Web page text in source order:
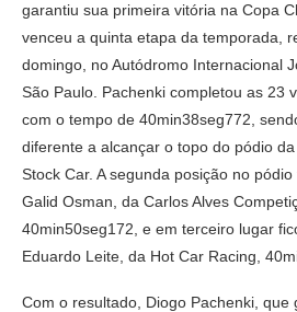
garantiu sua primeira vitória na Copa
venceu a quinta etapa da temporada,
domingo, no Autódromo Internacional
São Paulo. Pachenki completou as 23
com o tempo de 40min38seg772,
diferente a alcançar o topo do pódio
Stock Car. A segunda posição no
Galid Osman, da Carlos Alves
40min50seg172, e em terceiro lugar
Eduardo Leite, da Hot Car Racing,
Com o resultado, Diogo Pachenki, que